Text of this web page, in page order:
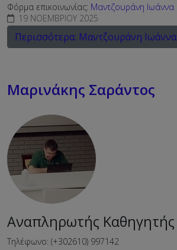
Φόρμα επικοινωνίας: Μαντζουράνη Ιωάννα
19 ΝΟΕΜΒΡΊΟΥ 2025
Περισσότερα: Μαντζουράνη Ιωάννα
Μαρινάκης Σαράντος
Αναπληρωτής Καθηγητής
Τηλέφωνο: (+302610) 997142